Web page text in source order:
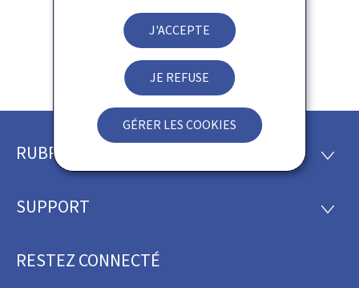
J'ACCEPTE
JE REFUSE
GÉRER LES COOKIES
Pied
page
RUBRIQUES
SUPPORT
RESTEZ CONNECTÉ